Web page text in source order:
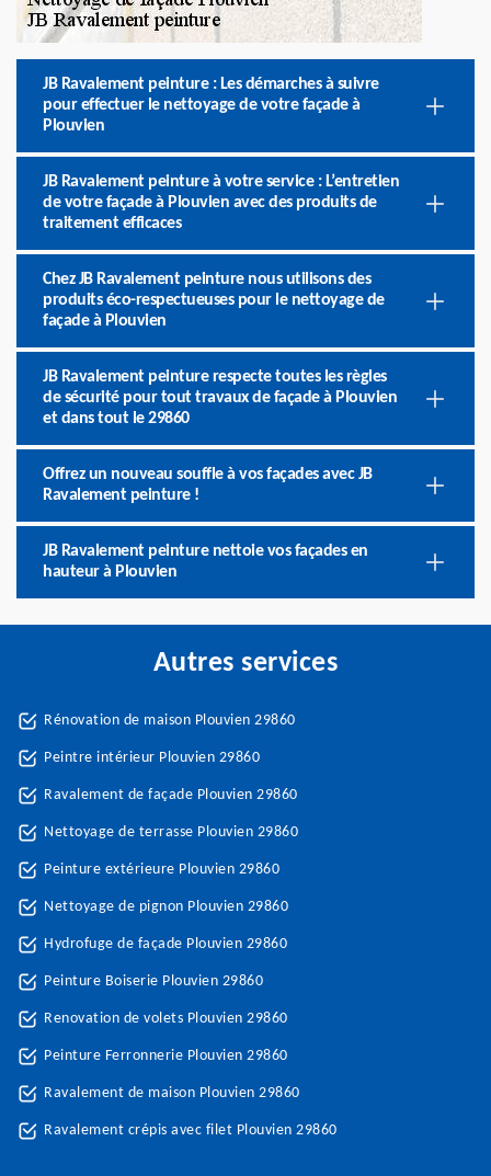
JB Ravalement peinture : Les démarches à suivre
pour effectuer le nettoyage de votre façade à
Plouvien
JB Ravalement peinture à votre service : L’entretien
de votre façade à Plouvien avec des produits de
traitement efficaces
Chez JB Ravalement peinture nous utilisons des
produits éco-respectueuses pour le nettoyage de
façade à Plouvien
JB Ravalement peinture respecte toutes les règles
de sécurité pour tout travaux de façade à Plouvien
et dans tout le 29860
Offrez un nouveau souffle à vos façades avec JB
Ravalement peinture !
JB Ravalement peinture nettoie vos façades en
hauteur à Plouvien
Autres services
Rénovation de maison Plouvien 29860
Peintre intérieur Plouvien 29860
Ravalement de façade Plouvien 29860
Nettoyage de terrasse Plouvien 29860
Peinture extérieure Plouvien 29860
Nettoyage de pignon Plouvien 29860
Hydrofuge de façade Plouvien 29860
Peinture Boiserie Plouvien 29860
Renovation de volets Plouvien 29860
Peinture Ferronnerie Plouvien 29860
Ravalement de maison Plouvien 29860
Ravalement crépis avec filet Plouvien 29860